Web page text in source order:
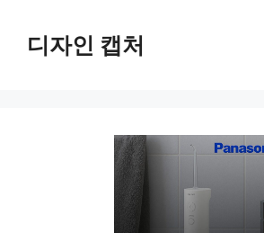
디자인 캡처